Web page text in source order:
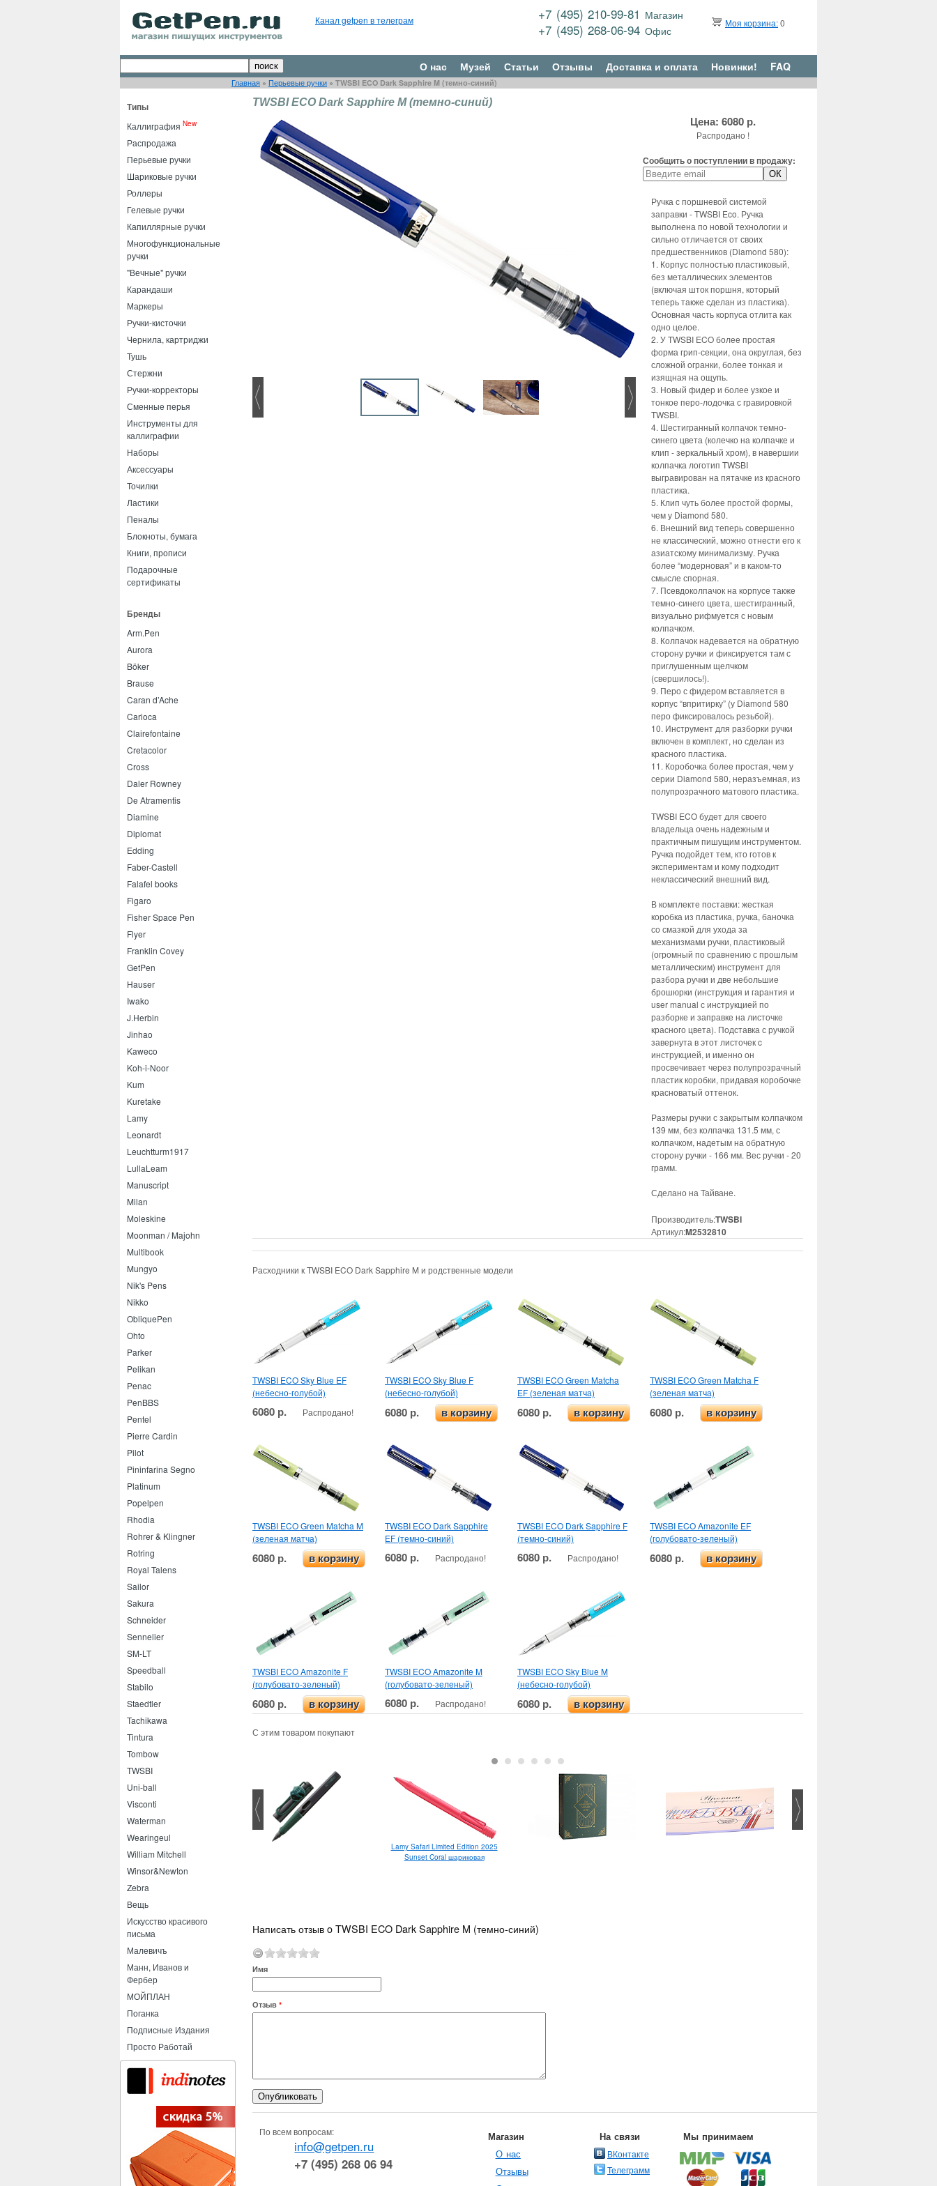
Канал getpen в телеграм +7 (495) 210-99-81 Магазин
+7 (495) 268-06-94Офис
Моя корзина:0
О нас Музей Статьи Отзывы Доставка и оплата Новинки! FAQ
Главная » Перьевые ручки » TWSBI ECO Dark Sapphire M (темно-синий)
Типы
Каллиграфия New
Распродажа
Перьевые ручки
Шариковые ручки
Роллеры
Гелевые ручки
Капиллярные ручки
Многофункциональные
ручки
"Вечные" ручки
Карандаши
Маркеры
Ручки-кисточки
Чернила, картриджи
Тушь
Стержни
Ручки-корректоры
Сменные перья
Инструменты для
каллиграфии
Наборы
Аксессуары
Точилки
Ластики
Пеналы
Блокноты, бумага
Книги, прописи
Подарочные
сертификаты
Бренды
Arm.Pen
Aurora
Böker
Brause
Caran d’Ache
Carioca
Clairefontaine
Cretacolor
Cross
Daler Rowney
De Atramentis
Diamine
Diplomat
Edding
Faber-Castell
Falafel books
Figaro
Fisher Space Pen
Flyer
Franklin Covey
GetPen
Hauser
Iwako
J.Herbin
Jinhao
Kaweco
Koh-i-Noor
Kum
Kuretake
Lamy
Leonardt
Leuchtturm1917
LullaLeam
Manuscript
Milan
Moleskine
Moonman / Majohn
Multibook
Mungyo
Nik's Pens
Nikko
ObliquePen
Ohto
Parker
Pelikan
Penac
PenBBS
Pentel
Pierre Cardin
Pilot
Pininfarina Segno
Platinum
Popelpen
Rhodia
Rohrer & Klingner
Rotring
Royal Talens
Sailor
Sakura
Schneider
Sennelier
SM-LT
Speedball
Stabilo
Staedtler
Tachikawa
Tintura
Tombow
TWSBI
Uni-ball
Visconti
Waterman
Wearingeul
William Mitchell
Winsor&Newton
Zebra
Вещь
Искусство красивого
письма
Малевичъ
Манн, Иванов и
Фербер
МОЙПЛАН
Поганка
Подписные Издания
Просто Работай
TWSBI ECO Dark Sapphire M (темно-синий)
Цена: 6080 р.
Распродано !
Сообщить о поступлении в продажу:
Ручка с поршневой системой
заправки - TWSBI Eco. Ручка
выполнена по новой технологии и
сильно отличается от своих
предшественников (Diamond 580):
1. Корпус полностью пластиковый,
без металлических элементов
(включая шток поршня, который
теперь также сделан из пластика).
Основная часть корпуса отлита как
одно целое.
2. У TWSBI ECO более простая
форма грип-секции, она округлая, без
сложной огранки, более тонкая и
изящная на ощупь.
3. Новый фидер и более узкое и
тонкое перо-лодочка с гравировкой
TWSBI.
4. Шестигранный колпачок темно-
синего цвета (колечко на колпачке и
клип - зеркальный хром), в навершии
колпачка логотип TWSBI
выгравирован на пятачке из красного
пластика.
5. Клип чуть более простой формы,
чем у Diamond 580.
6. Внешний вид теперь совершенно
не классический, можно отнести его к
азиатскому минимализму. Ручка
более “модерновая” и в каком-то
смысле спорная.
7. Псевдоколпачок на корпусе также
темно-синего цвета, шестигранный,
визуально рифмуется с новым
колпачком.
8. Колпачок надевается на обратную
сторону ручки и фиксируется там с
приглушенным щелчком
(свершилось!).
9. Перо с фидером вставляется в
корпус “впритирку” (у Diamond 580
перо фиксировалось резьбой).
10. Инструмент для разборки ручки
включен в комплект, но сделан из
красного пластика.
11. Коробочка более простая, чем у
серии Diamond 580, неразъемная, из
полупрозрачного матового пластика.
TWSBI ECO будет для своего
владельца очень надежным и
практичным пишущим инструментом.
Ручка подойдет тем, кто готов к
экспериментам и кому подходит
неклассический внешний вид.
В комплекте поставки: жесткая
коробка из пластика, ручка, баночка
со смазкой для ухода за
механизмами ручки, пластиковый
(огромный по сравнению с прошлым
металлическим) инструмент для
разбора ручки и две небольшие
брошюрки (инструкция и гарантия и
user manual с инструкцией по
разборке и заправке на листочке
красного цвета). Подставка с ручкой
завернута в этот листочек c
инструкцией, и именно он
просвечивает через полупрозрачный
пластик коробки, придавая коробочке
красноватый оттенок.
Размеры ручки с закрытым колпачком
139 мм, без колпачка 131.5 мм, с
колпачком, надетым на обратную
сторону ручки - 166 мм. Вес ручки - 20
грамм.
Сделано на Тайване.
Производитель:TWSBI
Артикул:M2532810
Расходники к TWSBI ECO Dark Sapphire M и родственные модели
TWSBI ECO Sky Blue EF
(небесно-голубой)
6080 р. Распродано!
TWSBI ECO Sky Blue F
(небесно-голубой)
6080 р. в корзину
TWSBI ECO Green Matcha
EF (зеленая матча)
6080 р. в корзину
TWSBI ECO Green Matcha F
(зеленая матча)
6080 р. в корзину
TWSBI ECO Green Matcha M
(зеленая матча)
6080 р. в корзину
TWSBI ECO Dark Sapphire
EF (темно-синий)
6080 р. Распродано!
TWSBI ECO Dark Sapphire F
(темно-синий)
6080 р. Распродано!
TWSBI ECO Amazonite EF
(голубовато-зеленый)
6080 р. в корзину
TWSBI ECO Amazonite F
(голубовато-зеленый)
6080 р. в корзину
TWSBI ECO Amazonite M
(голубовато-зеленый)
6080 р. Распродано!
TWSBI ECO Sky Blue M
(небесно-голубой)
6080 р. в корзину
С этим товаром покупают
Lamy Safari Limited Edition 2025
Sunset Coral шариковая
Написать отзыв o TWSBI ECO Dark Sapphire M (темно-синий)
Имя
Отзыв *
По всем вопросам:
info@getpen.ru
+7 (495) 268 06 94
Магазин
О нас
Отзывы
На связи
ВКонтакте
Телеграмм
Мы принимаем